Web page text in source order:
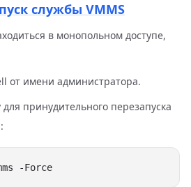
службы VMMS
в монопольном доступе,
от имени администратора.
принудительного перезапуска